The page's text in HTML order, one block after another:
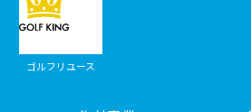
ゴルフリユース